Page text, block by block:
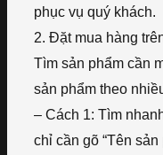
phục vụ quý khách.
2. Đặt mua hàng
Tìm sản phẩm cần
sản phẩm theo
– Cách 1: Tìm
chỉ cần gõ “Tên